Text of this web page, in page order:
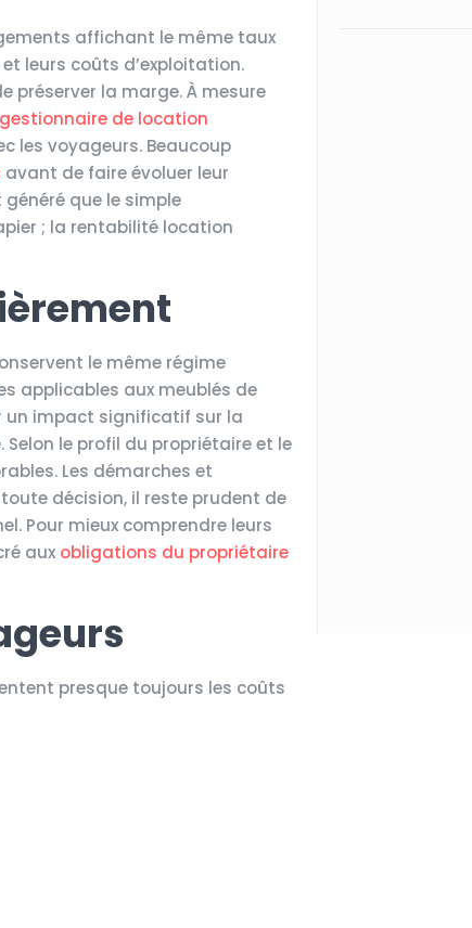
affichant le même taux
leurs coûts d’exploitation.
préserver la marge. À mesure
gestionnaire de location
les voyageurs. Beaucoup
avant de faire évoluer leur
que le simple
; la rentabilité location
le même régime
applicables aux meublés de
un impact significatif sur la
le profil du propriétaire et le
Les démarches et
décision, il reste prudent de
Pour mieux comprendre leurs
aux obligations du propriétaire
presque toujours les coûts